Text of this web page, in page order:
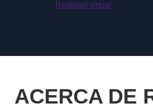
Realidad virtual
ACERCA DE